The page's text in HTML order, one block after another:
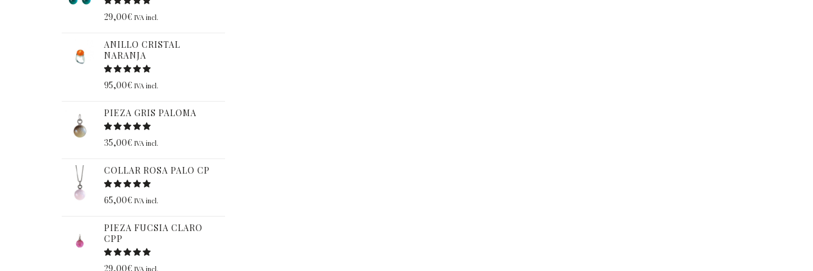
29,00€ IVA incl.
ANILLO CRISTAL
NARANJA
95,00€ IVA incl.
PIEZA GRIS PALOMA
35,00€ IVA incl.
COLLAR ROSA PALO CP
65,00€ IVA incl.
PIEZA FUCSIA CLARO
CPP
29,00€ IVA incl.